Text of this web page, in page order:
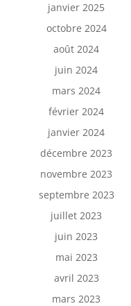
janvier 2025
octobre 2024
août 2024
juin 2024
mars 2024
février 2024
janvier 2024
décembre 2023
novembre 2023
septembre 2023
juillet 2023
juin 2023
mai 2023
avril 2023
mars 2023